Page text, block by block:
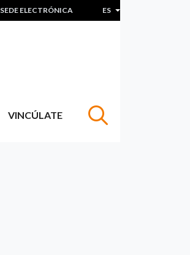
SEDE ELECTRÓNICA ES Lista adicional de
VINCÚLATE